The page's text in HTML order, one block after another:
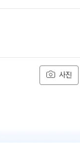
사진